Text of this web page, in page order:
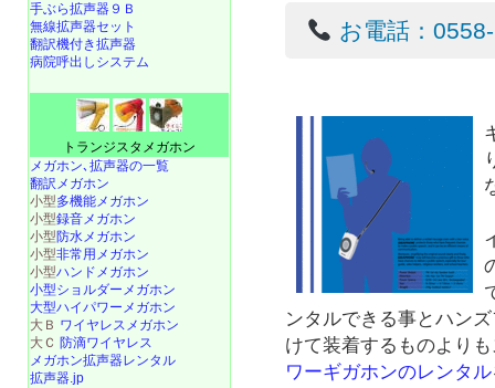
お電話：
ンタルできる事とハン
けて装着するものより
ワーギガホンのレンタル
手ぶら拡声器９Ｂ
無線拡声器セット
翻訳機付き拡声器
病院呼出しシステム
トランジスタメガホン
メガホン､拡声器の一覧
翻訳メガホン
小型多機能メガホン
小型録音メガホン
小型防水メガホン
小型非常用メガホン
小型ハンドメガホン
小型ショルダーメガホン
大型ハイパワーメガホン
大Ｂ ワイヤレスメガホン
大Ｃ 防滴ワイヤレス
メガホン拡声器レンタル
拡声器.jp